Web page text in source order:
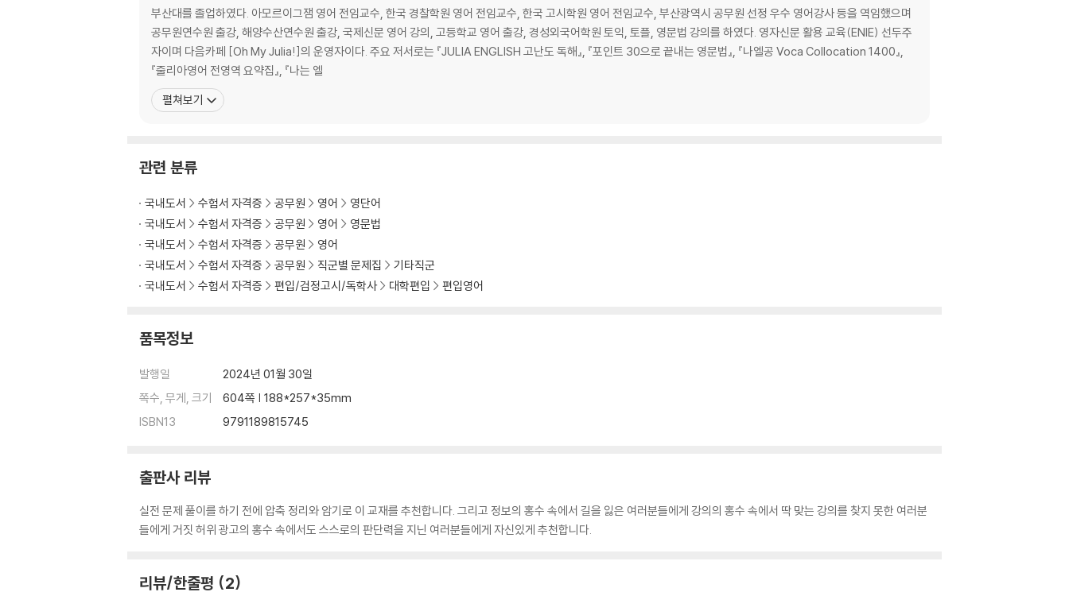
부산대를 졸업하였다. 아모르이그잼 영어 전임교수, 한국 경찰학원 영어 전임교수, 한국 고시학원 영어 전임교수, 부산광역시 공무원 선정 우수 영어강사 등을 역임했으며
공무원연수원 출강, 해양수산연수원 출강, 국제신문 영어 강의, 고등학교 영어 출강, 경성외국어학원 토익, 토플, 영문법 강의를 하였다. 영자신문 활용 교육(ENIE) 선두주
자이며 다음카페 [Oh My Julia!]의 운영자이다. 주요 저서로는 『JULIA ENGLISH 고난도 독해』, 『포인트 30으로 끝내는 영문법』, 『나엘공 Voca Collocation 1400』,
『줄리아영어 전영역 요약집』, 『나는 엘
펼쳐보기
관련 분류
국내도서 수험서 자격증 공무원 영어
영단어
국내도서
수험서 자격증 공무원 영어
영문법
국내도서
수험서 자격증 공무원
영어
국내도서
수험서 자격증 공무원 직군별 문제집
기타직군
국내도서
수험서 자격증 편입/검정고시/독학사 대학편입 편입영어
품목정보
발행일
2024년 01월 30일
쪽수, 무게, 크기
604쪽 | 188*257*35mm
ISBN13
9791189815745
출판사 리뷰
실전 문제 풀이를 하기 전에 압축 정리와 암기로 이 교재를 추천합니다. 그리고 정보의 홍수 속에서 길을 잃은 여러분들에게 강의의 홍수 속에서 딱 맞는 강의를 찾지 못한 여러분
들에게 거짓 허위 광고의 홍수 속에서도 스스로의 판단력을 지닌 여러분들에게 자신있게 추천합니다.
리뷰/한줄평 2